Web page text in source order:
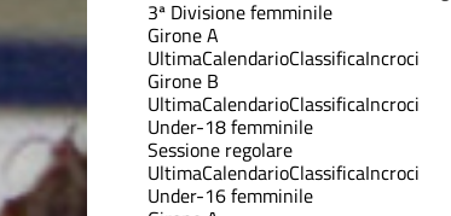
3ª Divisione femminile
Girone A
UltimaCalendarioClassificaIncroci
Girone B
UltimaCalendarioClassificaIncroci
Under-18 femminile
Sessione regolare
UltimaCalendarioClassificaIncroci
Under-16 femminile